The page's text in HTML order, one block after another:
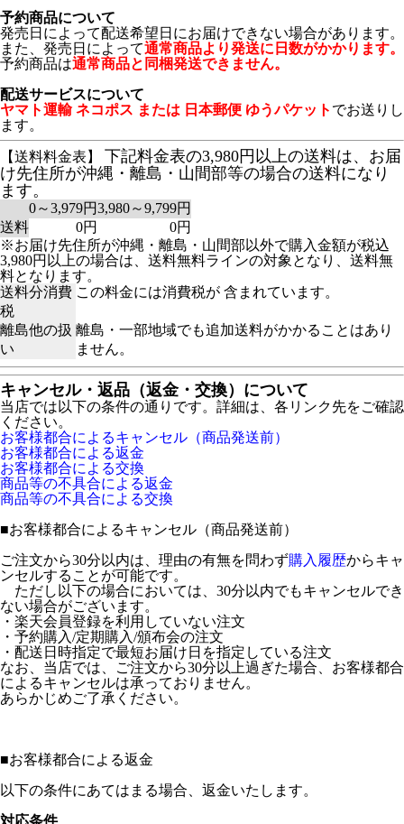
予約商品について
発売日によって配送希望日にお届けできない場合があります。
また、発売日によって通常商品より発送に日数がかかります。
予約商品は通常商品と同梱発送できません。
配送サービスについて
ヤマト運輸 ネコポス または 日本郵便 ゆうパケット でお送りし
ます。
【送料料金表】
下記料金表の3,980円以上の送料は、お届
け先住所が沖縄・離島・山間部等の場合の送料になり
ます。
0～3,979円3,980～9,799円
送料
0円
0円
※お届け先住所が沖縄・離島・山間部以外で購入金額が税込
3,980円以上の場合は、送料無料ラインの対象となり、送料無
料となります。
送料分消費
税
この料金には消費税が 含まれています。
離島他の扱
い
離島・一部地域でも追加送料がかかることはあり
ません。
キャンセル・返品（返金・交換）について
当店では以下の条件の通りです。詳細は、各リンク先をご確認
ください。
お客様都合によるキャンセル（商品発送前）
お客様都合による返金
お客様都合による交換
商品等の不具合による返金
商品等の不具合による交換
■お客様都合によるキャンセル（商品発送前）
ご注文から30分以内は、理由の有無を問わず購入履歴からキャ
ンセルすることが可能です。
ただし以下の場合においては、30分以内でもキャンセルでき
ない場合がございます。
・楽天会員登録を利用していない注文
・予約購入/定期購入/頒布会の注文
・配送日時指定で最短お届け日を指定している注文
なお、当店では、ご注文から30分以上過ぎた場合、お客様都合
によるキャンセルは承っておりません。
あらかじめご了承ください。
■お客様都合による返金
以下の条件にあてはまる場合、返金いたします。
対応条件